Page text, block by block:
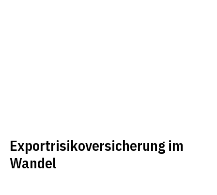
Exportrisikoversicherung im
Wandel